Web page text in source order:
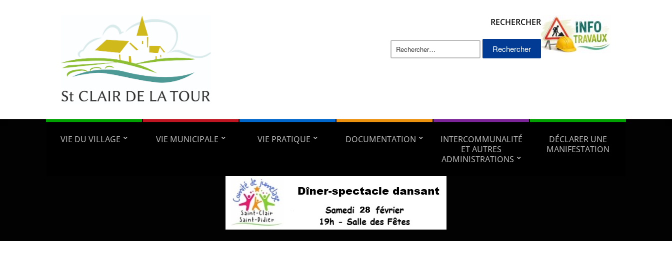
RECHERCHER
Rechercher :
VIE DU VILLAGE VIE MUNICIPALE VIE PRATIQUE DOCUMENTATION
INTERCOMMUNALITÉ
ET AUTRES
ADMINISTRATIONS
DÉCLARER UNE
MANIFESTATION